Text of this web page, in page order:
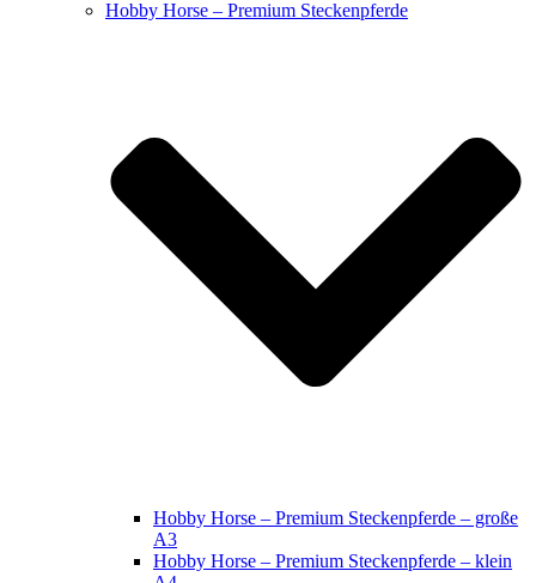
Hobby Horse – Premium Steckenpferde
Hobby Horse – Premium Steckenpferde – große
A3
Hobby Horse – Premium Steckenpferde – klein